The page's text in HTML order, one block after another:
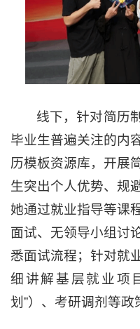
线下，针对简历
毕业生普遍关注的内
历模板资源库，开展
生突出个人优势、规
她通过就业指导等课
面试、无领导小组讨
悉面试流程；针对就
细讲解基层就业项
划”）、考研调剂等政